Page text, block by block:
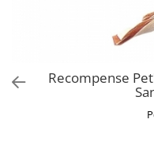
Hrana umedaRecompense